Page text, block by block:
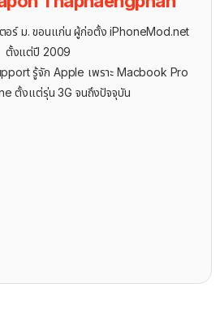
ตอร์ ม. ขอนแก่น ผู้ก่อตั้ง iPhoneMod.net
ตั้งแต่ปี 2009
รู้จัก ​Apple เพราะ Macbook Pro
ตั้งแต่รุ่น 3G จนถึงปัจจุบัน